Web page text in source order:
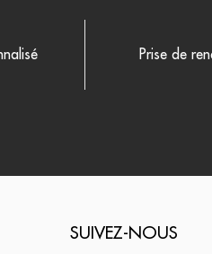
Prise de
SUIVEZ-NOUS